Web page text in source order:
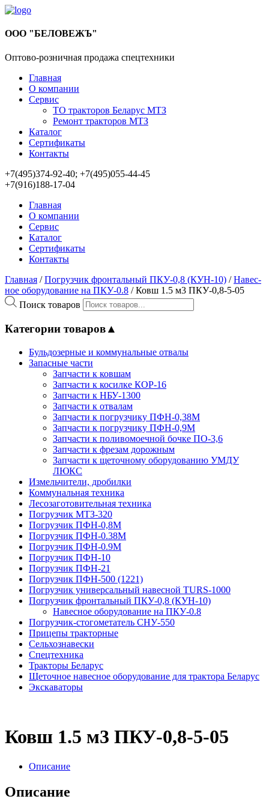
ООО "БЕЛОВЕЖЪ"
Оптово-розничная продажа спецтехники
Главная
О компании
Сервис
ТО тракторов Беларус МТЗ
Ремонт тракторов МТЗ
Каталог
Сертификаты
Контакты
+7(495)374-92-40; +7(495)055-44-45
+7(916)188-17-04
Главная
О компании
Сервис
Каталог
Сертификаты
Контакты
Главная /Погрузчик фронтальный ПКУ-0,8 (КУН-10) /На­вес­
ное обо­рудо­вание на ПКУ-0.8 / Ковш 1.5 м3 ПКУ-0,8-5-05
Поиск товаров
Категории товаров▲
Бульдозерные и коммунальные отвалы
Запасные части
Запчасти к ковшам
Запчасти к косилке КОР-16
Запчасти к НБУ-1300
Запчасти к отвалам
Запчасти к погрузчику ПФН-0,38М
Запчасти к погрузчику ПФН-0,9М
Запчасти к поливомоечной бочке ПО-3,6
Запчасти к фрезам дорожным
Запчасти к щеточному оборудованию УМДУ
ЛЮКС
Измельчители, дробилки
Коммунальная техника
Лесозаготовительная техника
Погрузчик МТЗ-320
Погрузчик ПФН-0,8М
Погрузчик ПФН-0.38М
Погрузчик ПФН-0.9М
Погрузчик ПФН-10
Погрузчик ПФН-21
Погрузчик ПФН-500 (1221)
Погрузчик универсальный навесной TURS-1000
Погрузчик фронтальный ПКУ-0,8 (КУН-10)
На­вес­ное обо­рудо­вание на ПКУ-0.8
Погрузчик-стогометатель СНУ-550
Прицепы тракторные
Сельхознавески
Спецтехника
Тракторы Беларус
Щеточное навесное оборудование для трактора Беларус
Экскаваторы
Ковш 1.5 м3 ПКУ-0,8-5-05
Описание
Описание